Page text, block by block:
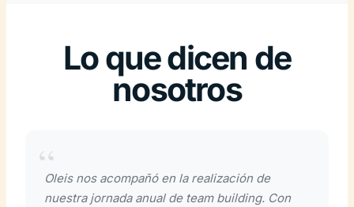
Lo que dicen de
nosotros
Oleis nos acompañó en la realización de
nuestra jornada anual de team building. Con